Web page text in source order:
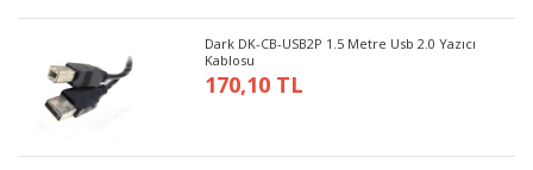
Dark DK-CB-USB2P 1.5 Metre Usb 2.0 Yazıcı
Kablosu
170,10 TL